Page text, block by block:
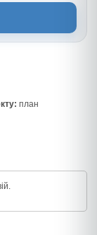
план